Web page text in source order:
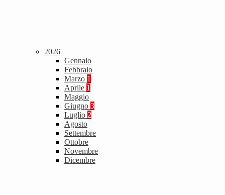
2026
Gennaio
Febbraio
Marzo 1
Aprile 1
Maggio
Giugno 3
Luglio 2
Agosto
Settembre
Ottobre
Novembre
Dicembre